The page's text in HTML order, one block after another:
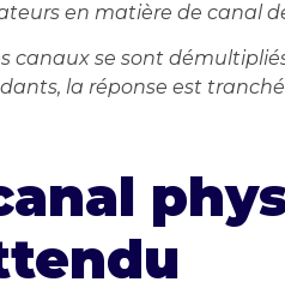
en matière de canal
canaux se sont
la réponse est